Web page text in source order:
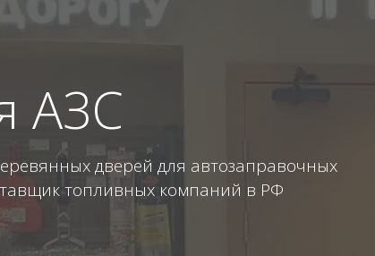
АЗС
дверей для автозаправочных
топливных компаний в РФ